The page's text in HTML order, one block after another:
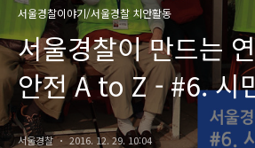
서울경찰이야기/서울경찰 치안활동
서울경찰이 만드는
안전 A to Z - #6.
콜라보치안
서울경찰 2016. 12. 29. 10:04